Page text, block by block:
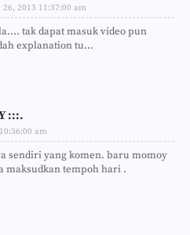
26, 2013 11:37:00 am
tak dapat masuk video pun
explanation tu...
:::.
am
sendiri yang komen. baru momoy
maksudkan tempoh hari .